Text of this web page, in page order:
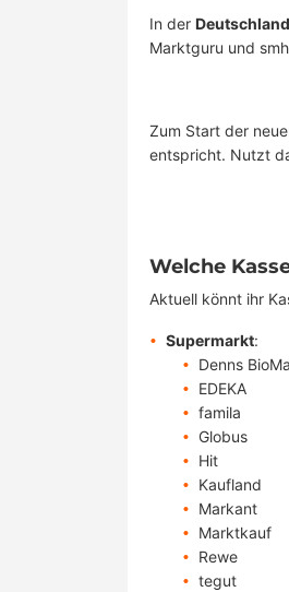
In der
Marktguru und
Zum Start der
entspricht. Nutzt
Welche
Aktuell könnt ihr
Supermarkt:
Denns
EDEKA
famila
Globus
Hit
Kaufland
Markant
Marktkauf
Rewe
tegut